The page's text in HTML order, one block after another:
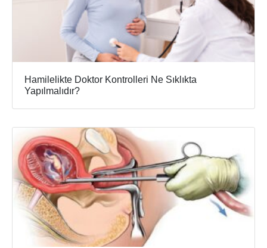
Hamilelikte Doktor Kontrolleri Ne Sıklıkta
Yapılmalıdır?